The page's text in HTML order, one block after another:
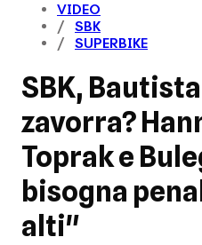
VIDEO
SBK
SUPERBIKE
SBK,
zavorra?
Toprak e
bisogna
alti"